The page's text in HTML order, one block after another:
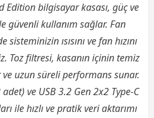
Edition bilgisayar kasası, güç ve
güvenli kullanım sağlar. Fan
ısısını ve fan hızını
Toz filtresi, kasanın içinin temiz
ve uzun süreli performans sunar.
ve USB 3.2 Gen 2x2 Type-C
ile hızlı ve pratik veri aktarımı